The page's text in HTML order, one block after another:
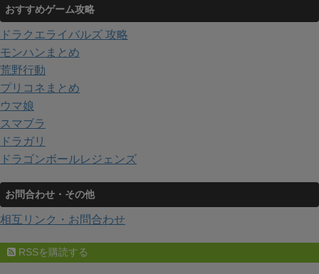
おすすめゲーム攻略
ドラクエライバルズ 攻略
モンハンまとめ
荒野行動
プリコネまとめ
ウマ娘
スマブラ
ドラガリ
ドラゴンボールレジェンズ
お問合わせ・その他
相互リンク・お問合わせ
RSSを購読する